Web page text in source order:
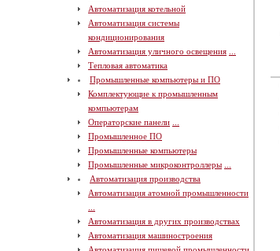
Автоматизация котельной
Автоматизация системы
кондиционирования
Автоматизация уличного освещения
Тепловая автоматика
Промышленные компьютеры и ПО
Комплектующие к промышленным
компьютерам
Операторские панели
Промышленное ПО
Промышленные компьютеры
Промышленные микроконтроллеры
Автоматизация производства
Автоматизация атомной промышленности
Автоматизация в других производствах
Автоматизация машиностроения